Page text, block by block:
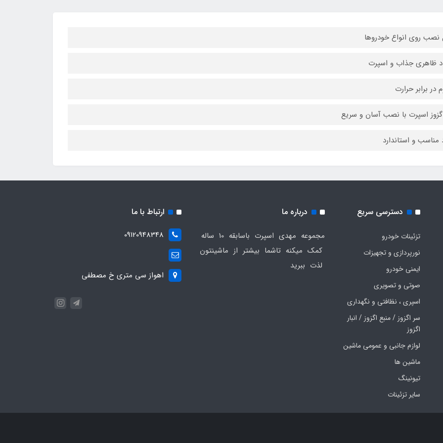
نصب روی انواع خودروها
ظاهری جذاب و اسپرت
در برابر حرارت
اسپرت با نصب آسان و سریع
مناسب و استاندارد
دسترسی سریع
تزئینات خودرو
نورپردازی و تجهیزات
ایمنی خودرو
صوتی و تصویری
اسپری ، نظافتی و نگهداری
سر اگزوز / منبع اگزوز / انبار
اگزوز
لوازم جانبی و عمومی ماشین
ماشین ها
تیونینگ
سایر تزئینات
درباره ما
مجموعه مهدی اسپرت باسابقه 10 ساله
کمک میکنه تاشما بیشتر از ماشینتون
لذت ببرید
ارتباط با ما
09120948348
اهواز سی متری خ مصطفی